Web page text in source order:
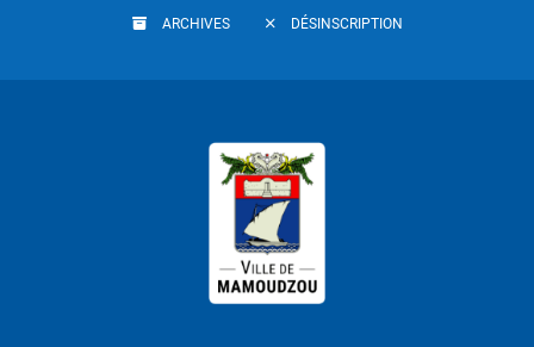
ARCHIVES DÉSINSCRIPTION